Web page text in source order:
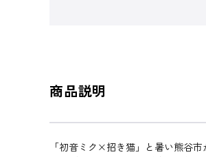
商品説明
「初音ミク×招き猫」と暑い熊谷市